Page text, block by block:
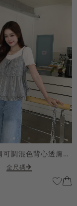
兩件式-肩可調混色背心透膚上衣套組
全尺碼